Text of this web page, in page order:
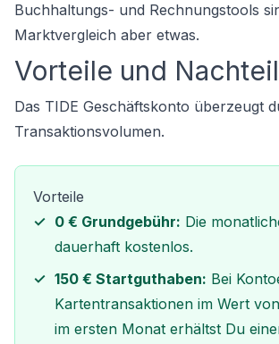
Buchhaltungs- und Rechnungstools
Marktvergleich aber etwas.
Vorteile und
Das TIDE Geschäftskonto überzeugt
Transaktionsvolumen.
Vorteile
0 € Grundgebühr: Die
dauerhaft kostenlos.
150 € Startguthaben: Bei
Kartentransaktionen im Wert
im ersten Monat erhältst Du